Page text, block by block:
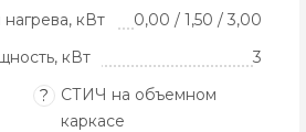
кВт
0,00 / 1,50 / 3,00
кВт
3
?
СТИЧ на объемном
каркасе